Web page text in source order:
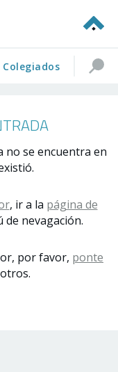
Colegiados
no se encuentra en
, ir a la página de
nevagación.
por favor, ponte